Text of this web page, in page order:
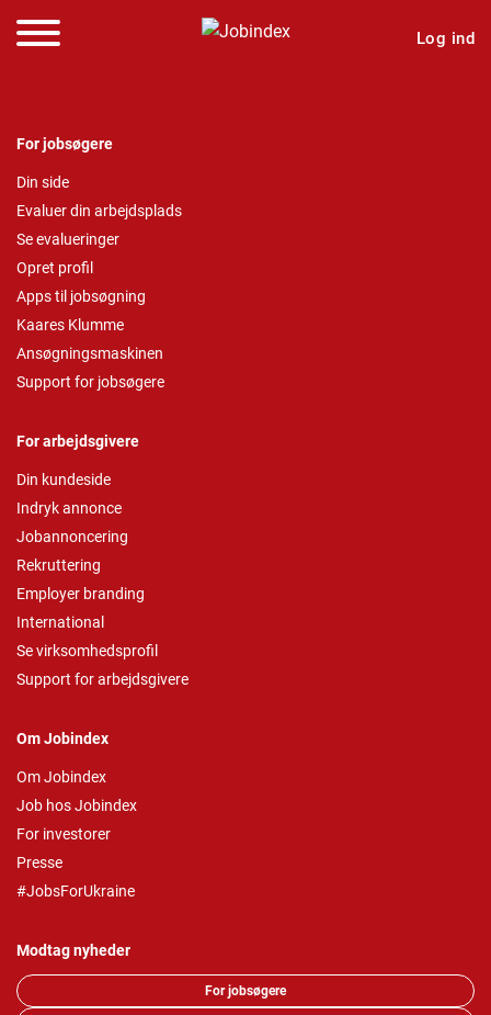
Log ind
For jobsøgere
Din side
Evaluer din arbejdsplads
Se evalueringer
Opret profil
Apps til jobsøgning
Kaares Klumme
Ansøgningsmaskinen
Support for jobsøgere
For arbejdsgivere
Din kundeside
Indryk annonce
Jobannoncering
Rekruttering
Employer branding
International
Se virksomhedsprofil
Support for arbejdsgivere
Om Jobindex
Om Jobindex
Job hos Jobindex
For investorer
Presse
#JobsForUkraine
Modtag nyheder
For jobsøgere